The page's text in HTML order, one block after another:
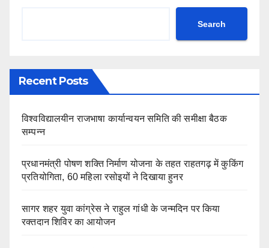
Search
Recent Posts
विश्वविद्यालयीन राजभाषा कार्यान्वयन समिति की समीक्षा बैठक
सम्पन्न
प्रधानमंत्री पोषण शक्ति निर्माण योजना के तहत राहतगढ़ में कुकिंग
प्रतियोगिता, 60 महिला रसोइयों ने दिखाया हुनर
सागर शहर युवा कांग्रेस ने राहुल गांधी के जन्मदिन पर किया
रक्तदान शिविर का आयोजन